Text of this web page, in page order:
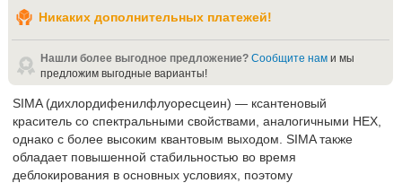
Никаких дополнительных платежей!
Нашли более выгодное предложение? Сообщите нам и мы
предложим выгодные варианты!
SIMA (дихлордифенилфлуоресцеин) — ксантеновый
краситель со спектральными свойствами, аналогичными HEX,
однако с более высоким квантовым выходом. SIMA также
обладает повышенной стабильностью во время
деблокирования в основных условиях, поэтому